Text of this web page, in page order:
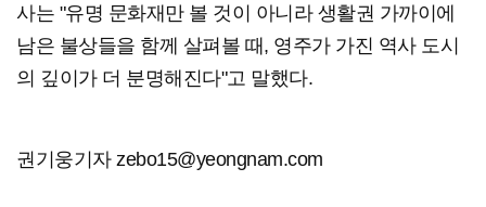
사는 "유명 문화재만 볼 것이 아니라 생활권 가까이에
남은 불상들을 함께 살펴볼 때, 영주가 가진 역사 도시
의 깊이가 더 분명해진다"고 말했다.
권기웅기자 zebo15@yeongnam.com